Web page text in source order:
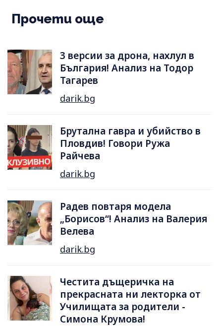
Прочети още
3 версии за дрона, нахлул в
България! Анализ на Тодор
Тагарев
darik.bg
Брутална гавра и убийство в
Пловдив! Говори Ружа
Райчева
darik.bg
Радев повтаря модела
„Борисов“! Анализ на Валерия
Велева
darik.bg
Честита дъщеричка на
прекрасната ни лекторка от
Училищата за родители -
Симона Крумова!